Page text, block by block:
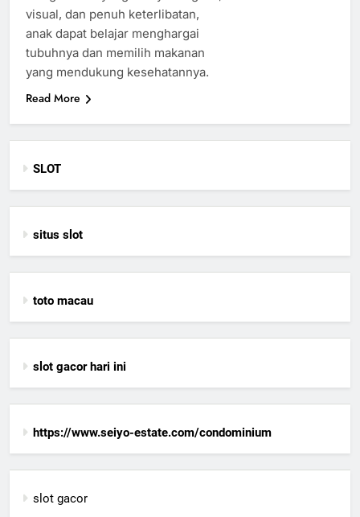
visual, dan penuh keterlibatan,
anak dapat belajar menghargai
tubuhnya dan memilih makanan
yang mendukung kesehatannya.
Read More
SLOT
situs slot
toto macau
slot gacor hari ini
https://www.seiyo-estate.com/condominium
slot gacor